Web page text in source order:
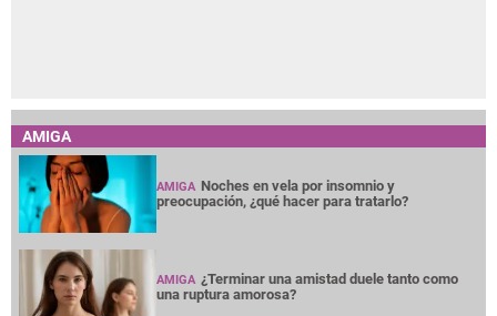
AMIGA
AMIGA Noches en vela por insomnio y
preocupación, ¿qué hacer para tratarlo?
AMIGA ¿Terminar una amistad duele tanto como
una ruptura amorosa?